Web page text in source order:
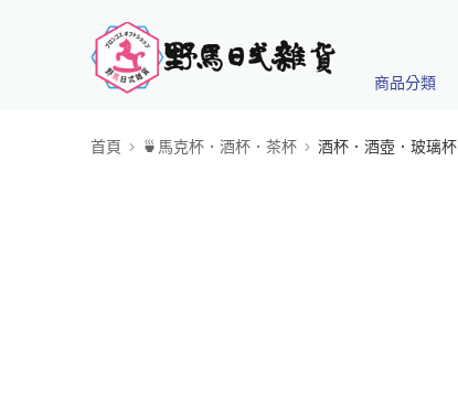
商品分類
首頁 🍵馬克杯．酒杯．茶杯 酒杯．酒壺．玻璃杯